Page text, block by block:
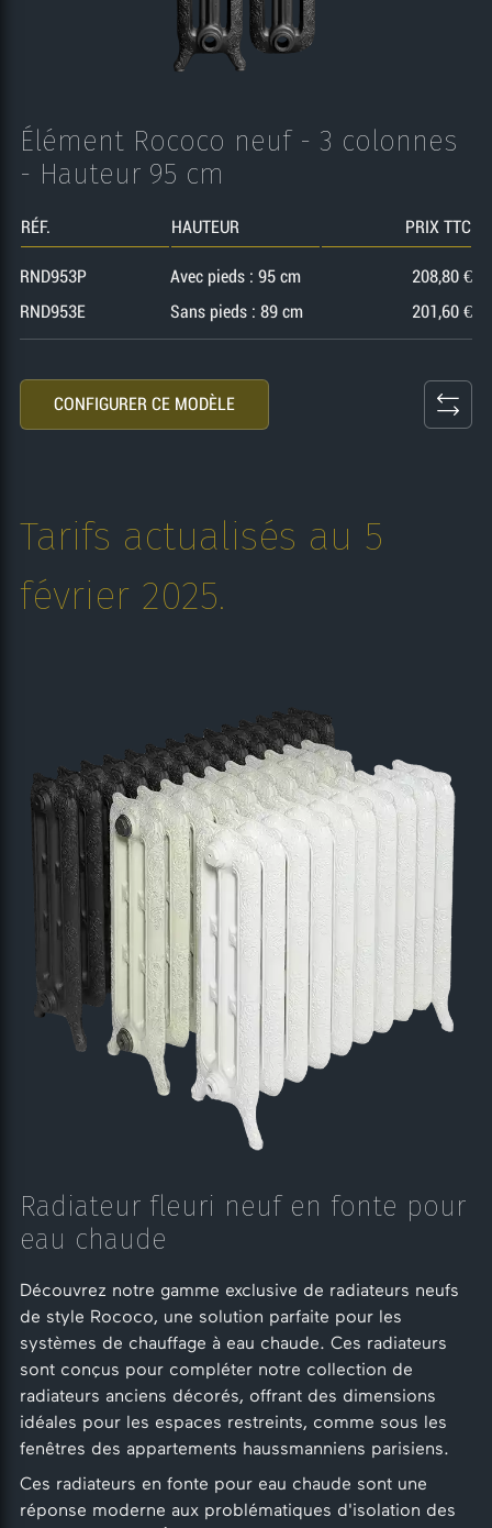
Élément Rococo neuf - 3 colonnes
- Hauteur 95 cm
RÉF. HAUTEUR PRIX TTC
RND953P
RND953E
Avec pieds : 95 cm
Sans pieds : 89 cm
208,80 €
201,60 €
CONFIGURER CE MODÈLE
Tarifs actualisés au 5
février 2025.
Radiateur fleuri neuf en fonte pour
eau chaude
Découvrez notre gamme exclusive de radiateurs neufs
de style Rococo, une solution parfaite pour les
systèmes de chauffage à eau chaude. Ces radiateurs
sont conçus pour compléter notre collection de
radiateurs anciens décorés, offrant des dimensions
idéales pour les espaces restreints, comme sous les
fenêtres des appartements haussmanniens parisiens.
Ces radiateurs en fonte pour eau chaude sont une
réponse moderne aux problématiques d'isolation des